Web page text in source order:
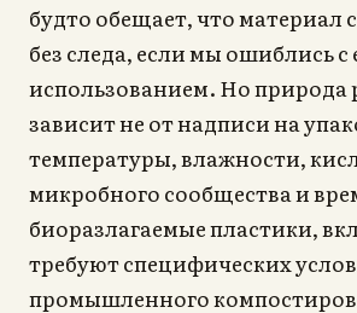
будто обещает, что материал
без следа, если мы ошиблись с
использованием. Но природа
зависит не от надписи на
температуры, влажности,
микробного сообщества и
биоразлагаемые пластики,
требуют специфических
промышленного